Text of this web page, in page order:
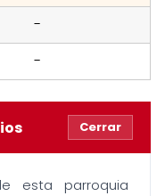
-
-
Cerrar
esta parroquia